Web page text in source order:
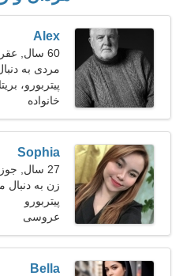
Alex
60 سال, عقرب
مردی به
53-58
پیتربورو،
خانواده
Sophia
27 سال, جوزا
زن به دنبال
پیتربورو
عروسی
Bella